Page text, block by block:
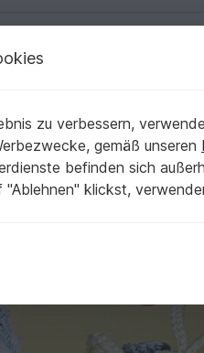
Häkelanleitung
-
zu verbessern,
gemäß unseren
befinden sich
"Ablehnen" klickst,